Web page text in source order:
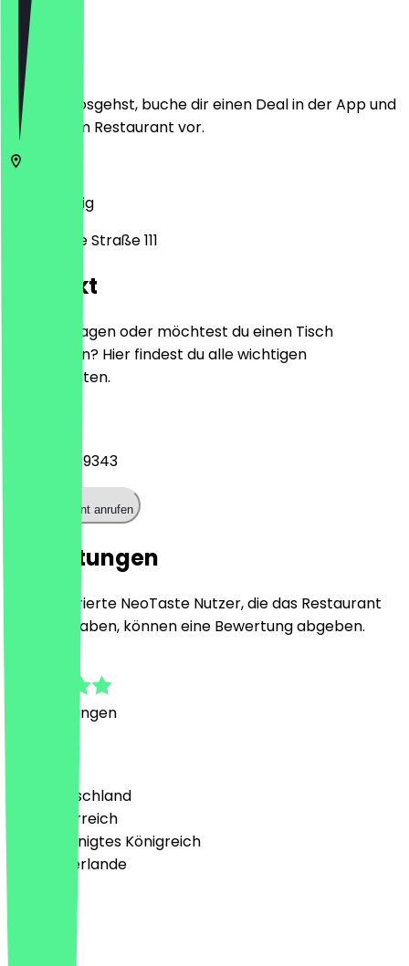
Ort
Bevor du losgehst, buche dir einen Deal in der App und
zeige ihn im Restaurant vor.
Leipzig
Bornaische Straße 111
Kontakt
Hast du Fragen oder möchtest du einen Tisch
reservieren? Hier findest du alle wichtigen
Kontaktdaten.
+493413389343
Restaurant anrufen
Bewertungen
Nur registrierte NeoTaste Nutzer, die das Restaurant
besucht haben, können eine Bewertung abgeben.
Bewertungen
🇩🇪 Deutschland
🇦🇹 Österreich
🇬🇧 Vereinigtes Königreich
🇳🇱 Niederlande
Deutsch